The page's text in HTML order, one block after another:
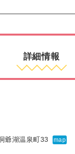
詳細情報
爺湖温泉町33 map